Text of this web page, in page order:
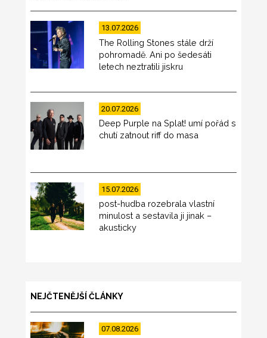
13.07.2026
The Rolling Stones stále drží
pohromadě. Ani po šedesáti
letech neztratili jiskru
20.07.2026
Deep Purple na Splat! umí pořád s
chutí zatnout riff do masa
15.07.2026
post-hudba rozebrala vlastní
minulost a sestavila ji jinak –
akusticky
NEJČTENĚJŠÍ ČLÁNKY
07.08.2026